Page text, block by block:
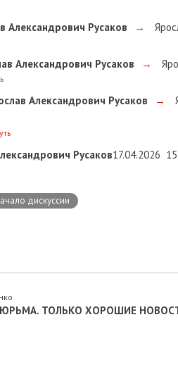
Александрович Русаков →
Александрович Русаков →
Александрович Русаков →
Русаков17.04.2026
дискуссии
ТОЛЬКО ХОРОШИЕ